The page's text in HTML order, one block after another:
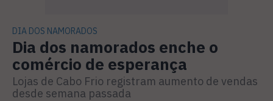
DIA DOS NAMORADOS
Dia dos namorados enche o
comércio de esperança
Lojas de Cabo Frio registram aumento de vendas
desde semana passada